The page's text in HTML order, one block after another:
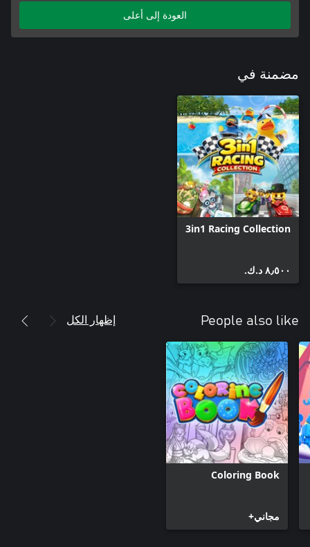
العودة إلى أعلى
مضمنة في
3in1 Racing Collection
٨٫٥٠٠ د.ك.‏
People also like إظهار الكل
Coloring Book
مجاني+